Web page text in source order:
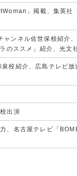
」掲載、集英社
ンネル佐世保校紹介
のススメ」紹介、光文
校紹介、広島テレビ
出演
、名古屋テレビ「